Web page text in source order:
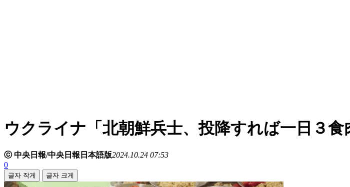
ウクライナ「北朝鮮兵士、投降すれば一日３
ⓒ 中央日報/中央日報日本語版2024.10.24 07:53
0
글자 작게 글자 크게